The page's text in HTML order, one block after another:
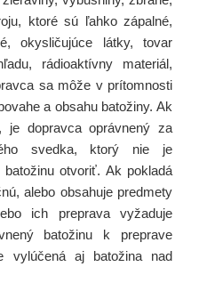
ktoré sú ľahko zápalné,
okysličujúce látky, tovar
rádioaktívny materiál,
sa môže v prítomnosti
a obsahu batožiny. Ak
je dopravca oprávnený za
svedka, ktorý nie je
otvoriť. Ak pokladá
alebo obsahuje predmety
ich preprava vyžaduje
batožinu k preprave
vylúčená aj batožina nad